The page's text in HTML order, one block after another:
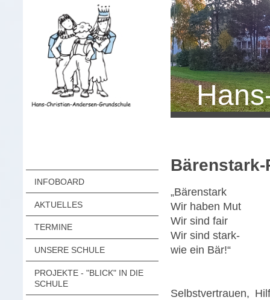
INFOBOARD
AKTUELLES
TERMINE
UNSERE SCHULE
PROJEKTE - "BLICK" IN DIE
SCHULE
„Bärenstark
Wir haben Mut
Wir sind fair
Wir sind stark-
wie ein Bär!“
Selbstvertrauen,